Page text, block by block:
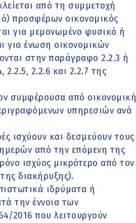
από τη συμμετοχή
προσφέρων οικονομικός
για μεμονωμένο φυσικό ή
για ένωση οικονομικών
στην παράγραφο 2.2.3 ή
2.2.6 και 2.2.7 της
συμφέρουσα από οικονομική
υπηρεσιών ανά
ισχύουν και δεσμεύουν τους
από την επόμενη της
ισχύος μικρότερο από τον
διακήρυξης).
ιδρύματα ή
την έννοια των
2016 που λειτουργούν